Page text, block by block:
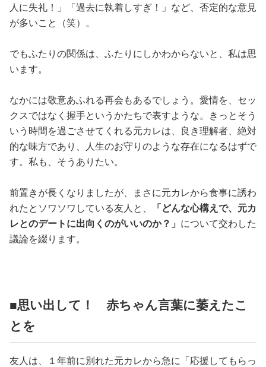
人に失礼！」「過去に執着しすぎ！」など、否定的な意見
が多いこと（笑）。
でもふたりの関係は、ふたりにしかわからないと、私は思
います。
なかには敬意あふれる再会もあるでしょう。愛情を、セッ
クスではなく握手というかたちで表すような。きっとそう
いう時間を過ごさせてくれる元カレは、良き理解者、絶対
的な味方であり、人生のお守りのような存在になるはずで
す。私も、そうありたい。
前置きが長くなりましたが、まさに元カレから食事に誘わ
れたとソワソワしている友人と、
「どんな心構えで、元カ
レとのデートに出向くのがいいのか？」 について交わした
議論を綴ります。
■思い出して！ 赤ちゃん言葉に萎えたこ
とを
友人は、１年前に別れた元カレから急に「応援してもらっ